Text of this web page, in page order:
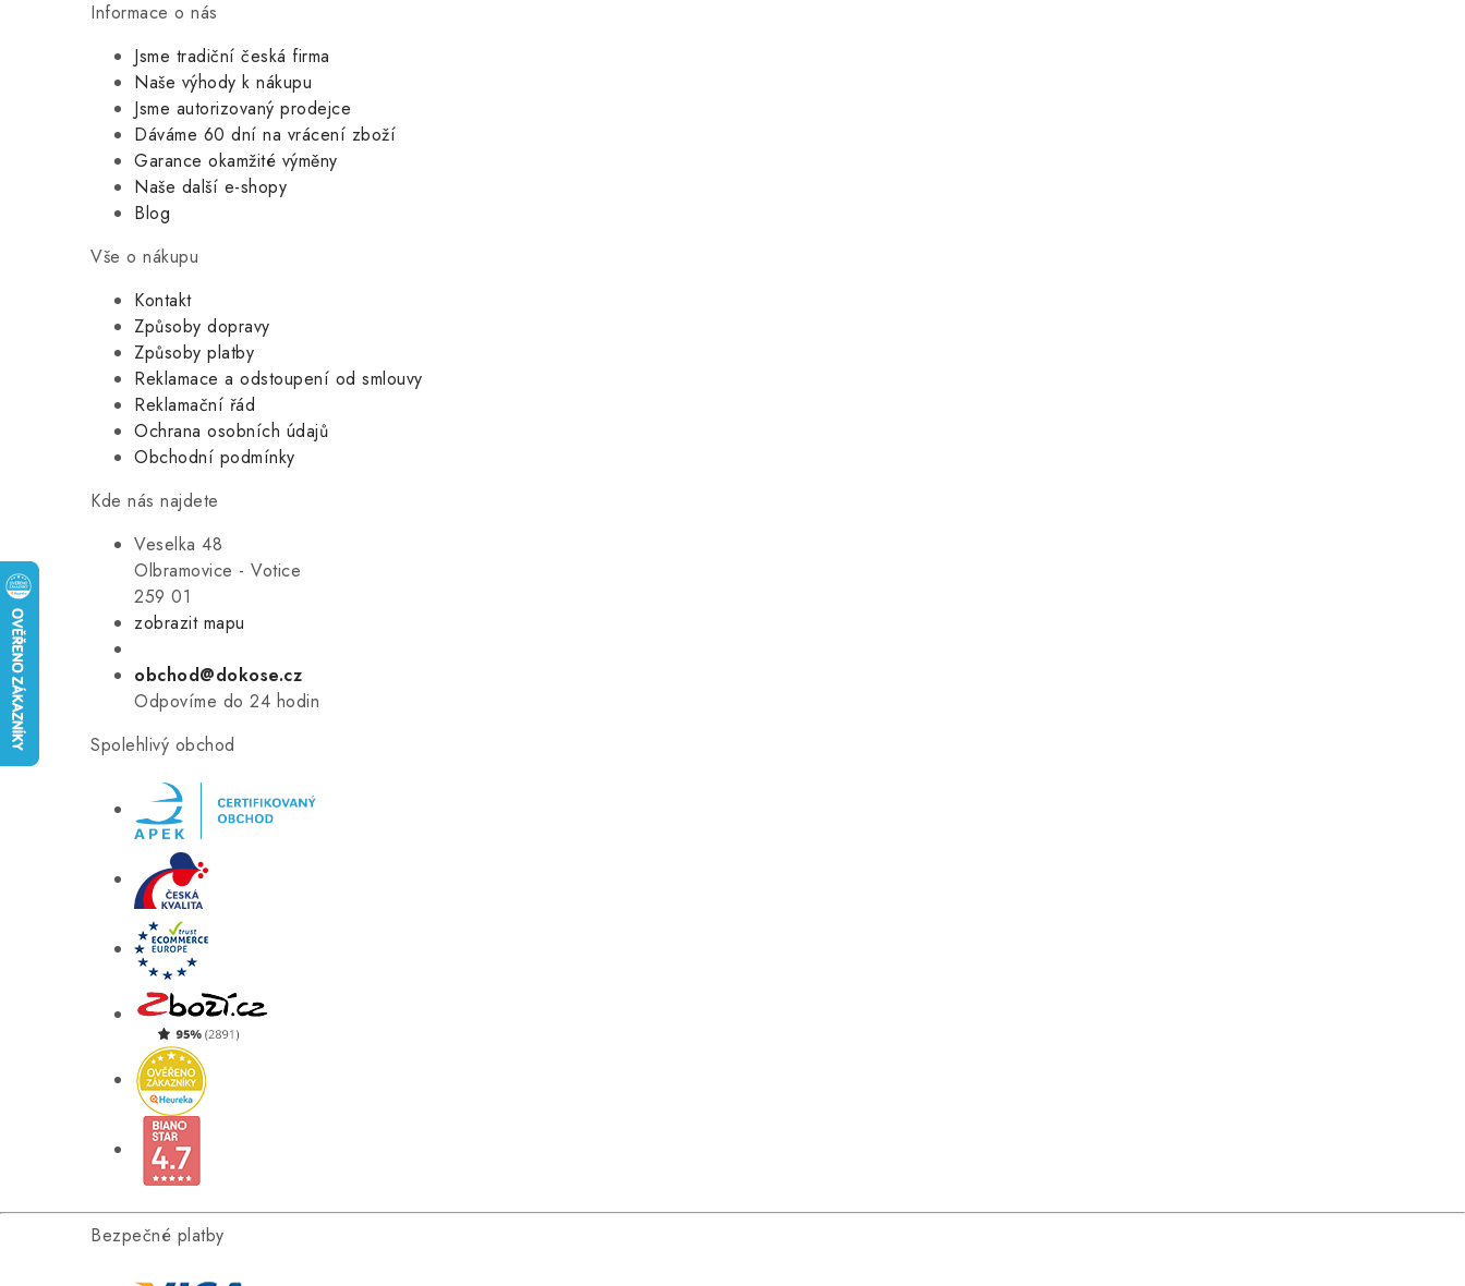
Informace o nás
Jsme tradiční česká firma
Naše výhody k nákupu
Jsme autorizovaný prodejce
Dáváme 60 dní na vrácení zboží
Garance okamžité výměny
Naše další e-shopy
Blog
Vše o nákupu
Kontakt
Způsoby dopravy
Způsoby platby
Reklamace a odstoupení od smlouvy
Reklamační řád
Ochrana osobních údajů
Obchodní podmínky
Kde nás najdete
Veselka 48
Olbramovice - Votice
259 01
zobrazit mapu
obchod@dokose.cz
Odpovíme do 24 hodin
Spolehlivý obchod
Bezpečné platby